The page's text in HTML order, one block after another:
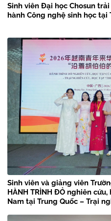
Sinh viên Đại học Chosun
hành Công nghệ sinh học
Sinh viên và giảng viên
HÀNH TRÌNH ĐỎ nghiên
Nam tại Trung Quốc – Trại